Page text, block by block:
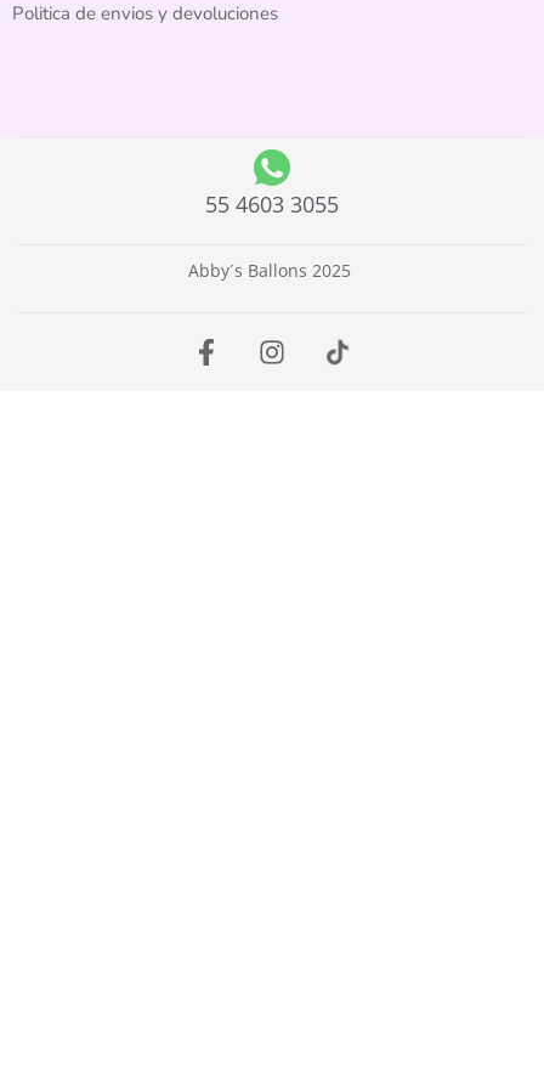
Politica de envios y devoluciones
55 4603 3055
Abby´s Ballons 2025